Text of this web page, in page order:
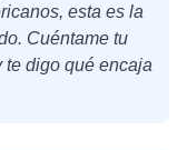
esta es la
Cuéntame tu
te digo qué encaja